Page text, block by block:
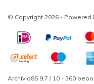
© Copyright 2026 - Powered
Archivio85 9,7 / 10 - 360